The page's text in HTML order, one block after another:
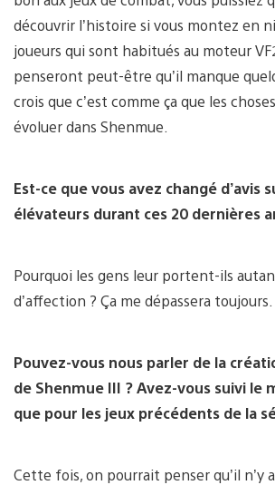
découvrir l’histoire si vous montez en
joueurs qui sont habitués au moteur
penseront peut-être qu’il manque
crois que c’est comme ça que les
évoluer dans Shenmue.
Est-ce que vous avez changé d’avis
élévateurs durant ces 20 dernières
Pourquoi les gens leur portent-ils
d’affection ? Ça me dépassera
Pouvez-vous nous parler de la
de Shenmue III ? Avez-vous suivi le
que pour les jeux précédents de la
Cette fois, on pourrait penser qu’il n’y